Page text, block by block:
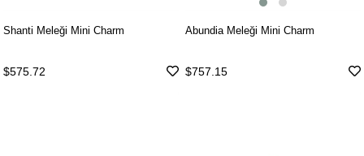
Shanti Meleği Mini Charm
$575.72
Abundia Meleği Mini Charm
$757.15